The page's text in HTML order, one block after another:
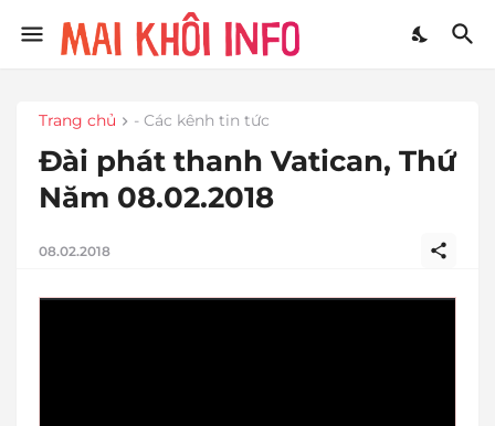
Trang chủ - Các kênh tin tức
Đài phát thanh Vatican, Thứ
Năm 08.02.2018
08.02.2018